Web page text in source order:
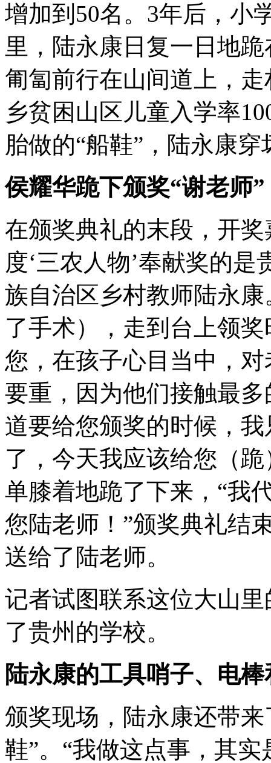
增加到50名。3年后，小
里，陆永康日复一日地
匍匐前行在山间道上，
乡贫困山区儿童入学率
胎做的“船鞋”，陆永康
侯耀华跪下颁奖“谢老师”
在颁奖典礼的末段，开
度‘三农人物’奉献奖的
族自治区乡村教师陆永
了手术），走到台上领
您，在孩子心目当中，
要重，因为他们接触最
道要给您颁奖的时候，
了，今天我应该给您（跪
单膝着地跪了下来，“我
您陆老师！”颁奖典礼结
送给了陆老师。
记者试图联系这位大山
了贵州的学校。
陆永康的工具哨子、电棒
颁奖现场，陆永康还带
鞋”。“我做这点事，其